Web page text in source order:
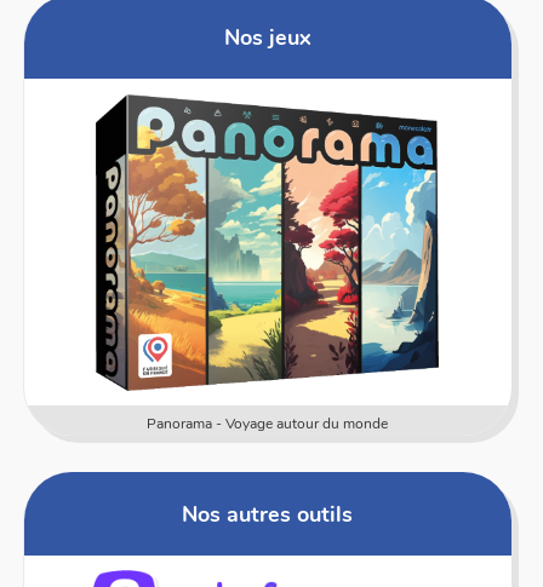
Nos jeux
Panorama - Voyage autour du monde
Nos autres outils